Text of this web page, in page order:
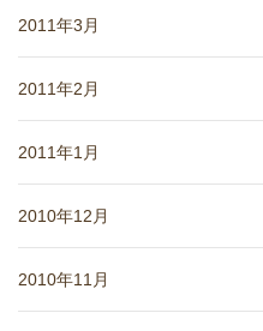
2011年3月
2011年2月
2011年1月
2010年12月
2010年11月